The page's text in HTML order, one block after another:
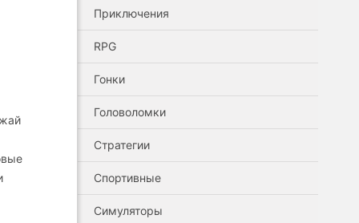
Приключения
RPG
Гонки
Головоломки
Стратегии
Спортивные
Симуляторы